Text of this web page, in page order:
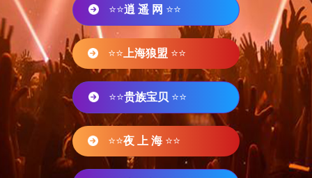
⭐⭐逍 遥 网 ⭐⭐
⭐⭐ 上海狼盟 ⭐⭐
⭐⭐贵族宝贝 ⭐⭐
⭐⭐夜 上 海 ⭐⭐